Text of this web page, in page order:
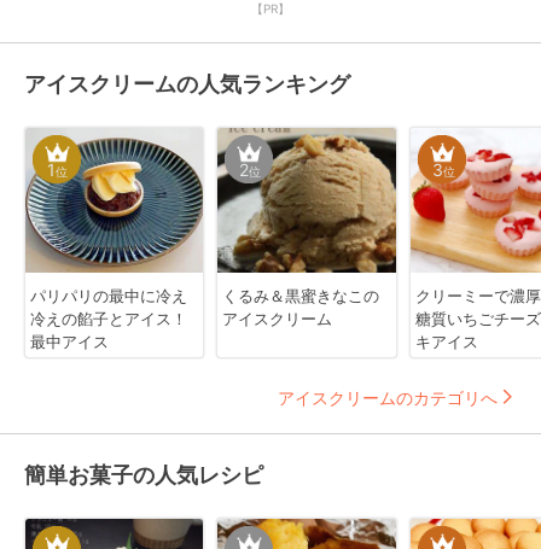
【PR】
アイスクリームの人気ランキング
1位
パリパリの最中に冷え
冷えの餡子とアイス！
最中アイス
2位
くるみ＆黒蜜きなこの
アイスクリーム
3位
クリーミーで濃
糖質いちごチー
キアイス
アイスクリームのカテゴリへ
簡単お菓子の人気レシピ